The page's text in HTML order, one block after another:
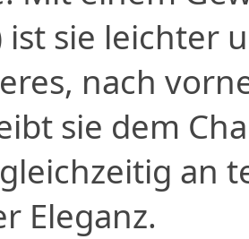
ist sie leichter
nach
sie dem
an
Eleganz.